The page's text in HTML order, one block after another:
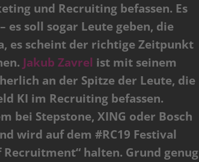
und Recruiting befassen. Es
soll sogar Leute geben, die
es scheint der richtige Zeitpunkt
Jakub Zavrel ist mit seinem
an der Spitze der Leute, die
KI im Recruiting befassen.
bei Stepstone, XING oder Bosch
wird auf dem #RC19 Festival
halten. Grund genug